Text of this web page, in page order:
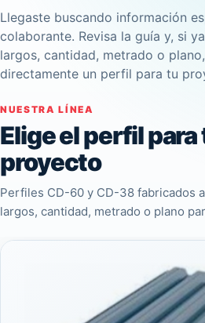
Llegaste buscando información
colaborante. Revisa la guía y, si
largos, cantidad, metrado o
directamente un perfil para tu
NUESTRA LÍNEA
Elige el perfil para
proyecto
Perfiles CD-60 y CD-38 fabricados
largos, cantidad, metrado o plano